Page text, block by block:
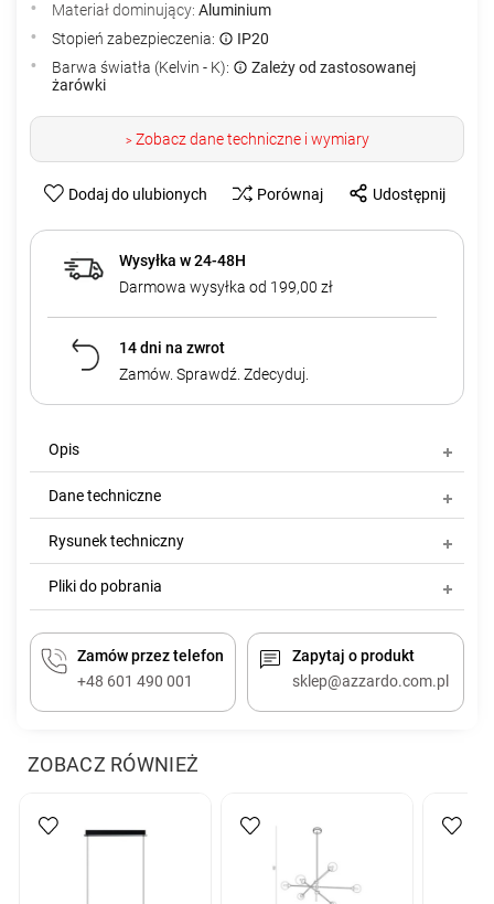
Materiał dominujący: Aluminium
Stopień zabezpieczenia:
IP20
Barwa światła (Kelvin - K):
Zależy od zastosowanej
żarówki
>Zobacz dane techniczne i wymiary
Dodaj do ulubionych Porównaj Udostępnij
Wysyłka w 24-48H
Darmowa wysyłka od 199,00 zł
14 dni na zwrot
Zamów. Sprawdź. Zdecyduj.
Opis
Dane techniczne
Rysunek techniczny
Pliki do pobrania
Zamów przez telefon
+48 601 490 001
Zapytaj o produkt
sklep@azzardo.com.pl
ZOBACZ RÓWNIEŻ